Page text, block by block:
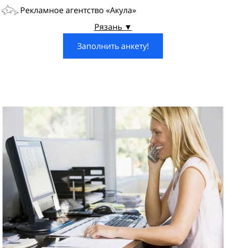
Рекламное агентство «Акула»
Рязань ▼
Заполнить анкету!